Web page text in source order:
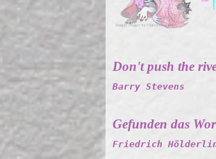
Don't push the
Barry Stevens
Gefunden das
Friedrich